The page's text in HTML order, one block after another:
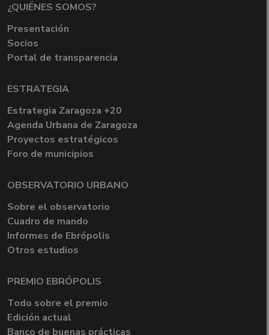
¿QUIÉNES SOMOS?
Presentación
Socios
Portal de transparencia
ESTRATEGIA
Estrategia Zaragoza +20
Agenda Urbana de Zaragoza
Proyectos estratégicos
Foro de municipios
OBSERVATORIO URBANO
Sobre el observatorio
Cuadro de mando
Informes de Ebrópolis
Otros estudios
PREMIO EBRÓPOLIS
Todo sobre el premio
Edición actual
Banco de buenas prácticas